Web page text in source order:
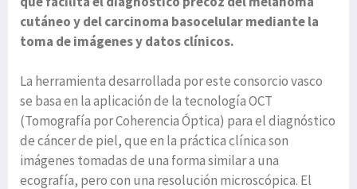
cutáneo y del carcinoma basocelular mediante la
toma de imágenes y datos clínicos.
La herramienta desarrollada por este consorcio vasco
se basa en la aplicación de la tecnología OCT
(Tomografía por Coherencia Óptica) para el diagnóstico
de cáncer de piel, que en la práctica clínica son
imágenes tomadas de una forma similar a una
ecografía, pero con una resolución microscópica. El